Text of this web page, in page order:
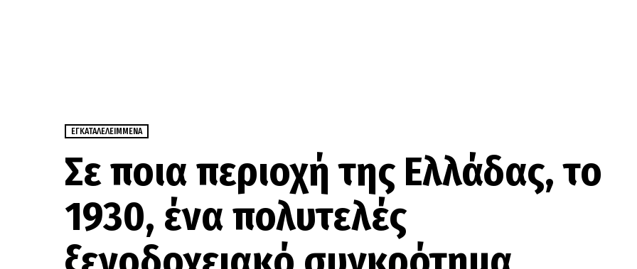
ΕΓΚΑΤΑΛΕΛΕΙΜΜΈΝΑ
Σε ποια περιοχή της Ελλάδας, το
1930, ένα πολυτελές